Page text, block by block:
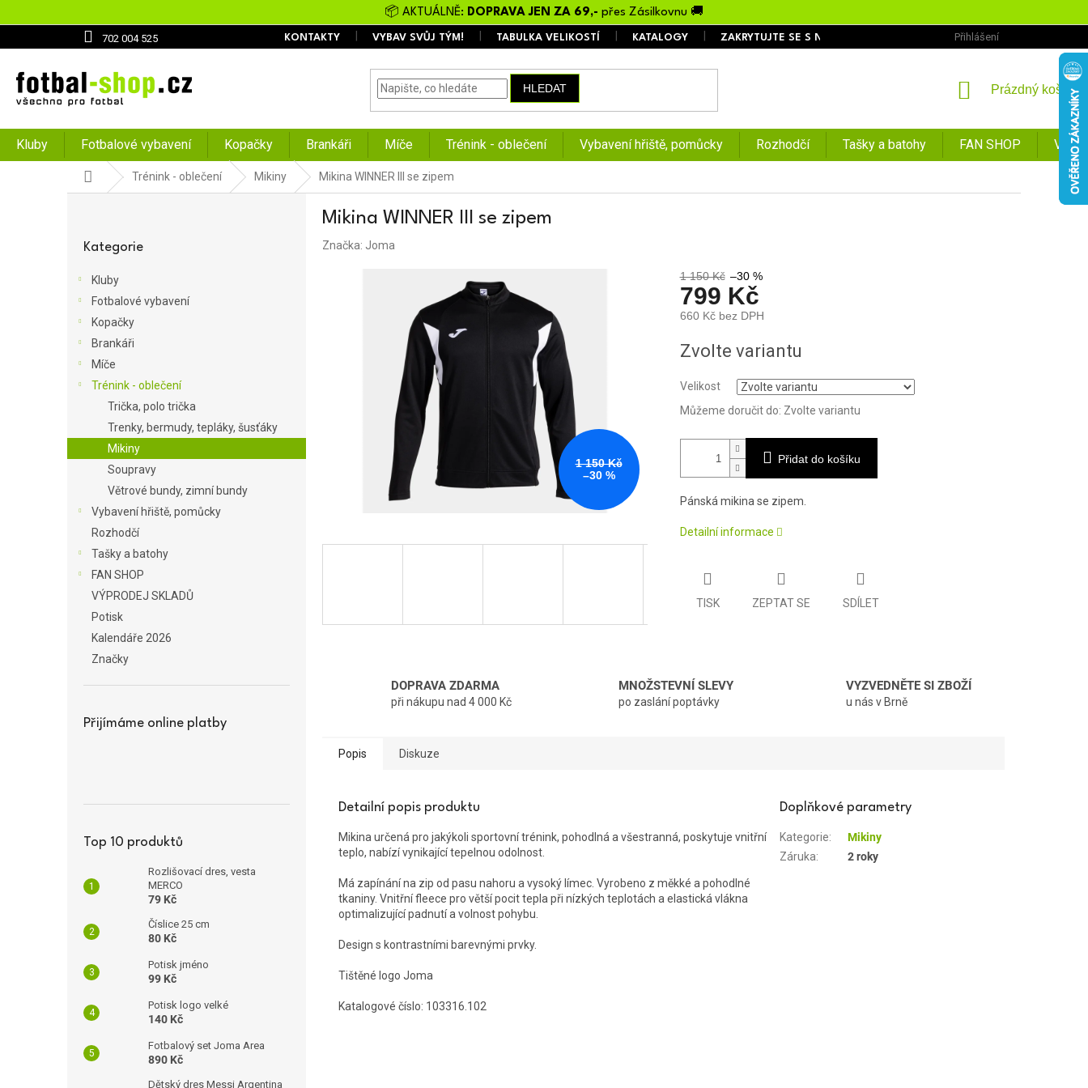
na
📦 AKTUÁLNĚ: DOPRAVA JEN ZA 69,- přes Zásilkovnu 🚚
702 004 525 KONTAKTY VYBAV SVŮJ TÝM! TABULKA VELIKOSTÍ KATALOGY ZAKRYTUJTE SE S NÁMI OBCHODNÍ PODMÍNKY
Přihlášení
HLEDAT
NÁKUPNÍ
Prázdný košík
Kluby Fotbalové vybavení Kopačky Brankáři Míče Trénink - oblečení Vybavení hřiště, pomůcky Rozhodčí Tašky a batohy FAN SHOP
Domů Trénink - oblečení Mikiny Mikina WINNER III se zipem
kategorie
Kategorie
Kluby
Fotbalové vybavení
Kopačky
Brankáři
Míče
Trénink - oblečení
Trička, polo trička
Trenky, bermudy, tepláky, šusťáky
Mikiny
Soupravy
Větrové bundy, zimní bundy
Vybavení hřiště, pomůcky
Rozhodčí
Tašky a batohy
FAN SHOP
VÝPRODEJ SKLADŮ
Potisk
Kalendáře 2026
Značky
Přijímáme online platby
Top 10 produktů
Rozlišovací dres, vesta
MERCO
79 Kč
Číslice 25 cm
80 Kč
Potisk jméno
99 Kč
Potisk logo velké
140 Kč
Fotbalový set Joma Area
890 Kč
Dětský dres Messi Argentina
Mikina WINNER III se zipem
Značka: Joma
1 150 Kč
–30 %
1 150 Kč –30 %
799 Kč
660 Kč bez DPH
cena:
Zvolte variantu
Velikost
Můžeme doručit do: Zvolte variantu
Přidat do košíku
Pánská mikina se zipem.
Detailní informace
TISK ZEPTAT SE SDÍLET
DOPRAVA ZDARMA
při nákupu nad 4 000 Kč
MNOŽSTEVNÍ SLEVY
po zaslání poptávky
VYZVEDNĚTE SI ZBOŽÍ
u nás v Brně
Popis Diskuze
Detailní popis produktu
Mikina určená pro jakýkoli sportovní trénink, pohodlná a všestranná, poskytuje vnitřní
teplo, nabízí vynikající tepelnou odolnost.
Má zapínání na zip od pasu nahoru a vysoký límec. Vyrobeno z měkké a pohodlné
tkaniny. Vnitřní fleece pro větší pocit tepla při nízkých teplotách a elastická vlákna
optimalizující padnutí a volnost pohybu.
Design s kontrastními barevnými prvky.
Tištěné logo Joma
Katalogové číslo: 103316.102
Doplňkové parametry
Kategorie:
Mikiny
Záruka: 2 roky